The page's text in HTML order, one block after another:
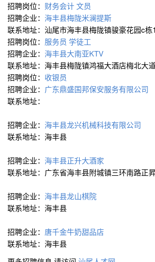
招聘岗位： 财务会计文员
招聘企业： 海丰县梅陇米澜提斯
联系地址：汕尾市海丰县梅陇镇骏豪花园c栋
招聘岗位： 服务员 学徒工
招聘企业： 海丰县大南亚KTV
联系地址：海丰县梅陇镇鸿福大酒店梅北大
招聘岗位： 收银员
招聘企业： 广东鼎盛国邦保安服务有限公司
联系地址：
招聘企业： 海丰县龙兴机械科技有限公司
联系地址：海丰县
招聘企业： 海丰县正升大酒家
联系地址：广东省海丰县附城镇三环南路正
招聘企业： 海丰县龙山棋院
联系地址：海丰县
招聘企业： 唐千金牛奶甜品店
联系地址：海丰县